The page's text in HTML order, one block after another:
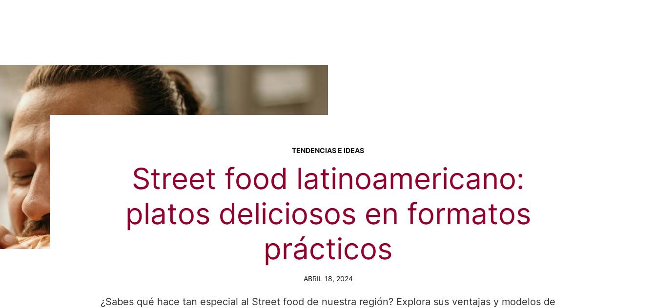
TENDENCIAS E IDEAS
Street food latinoamericano:
platos deliciosos en formatos
prácticos
ABRIL 18, 2024
¿Sabes qué hace tan especial al Street food de nuestra región? Explora sus ventajas y modelos de